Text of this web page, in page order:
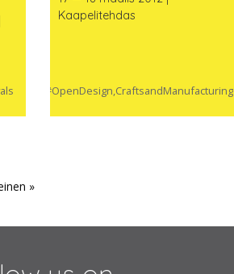
Kaapelitehdas
#OpenDesign,CraftsandManufacturing
»